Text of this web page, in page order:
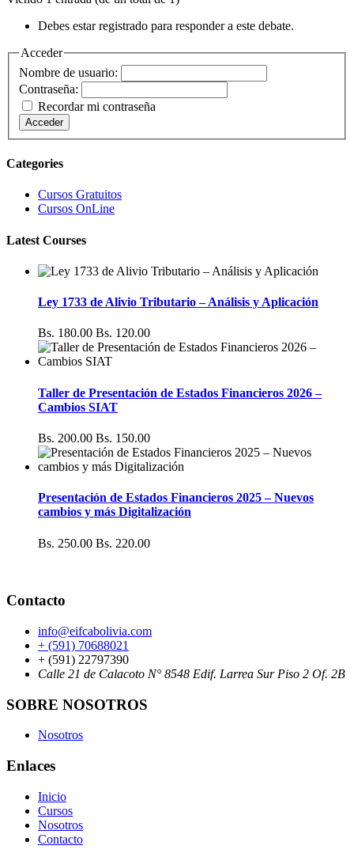
Debes estar registrado para responder a este debate.
Acceder
Nombre de usuario:
Contraseña:
Recordar mi contraseña
Acceder
Categories
Cursos Gratuitos
Cursos OnLine
Latest Courses
Ley 1733 de Alivio Tributario – Análisis y Aplicación
Bs. 180.00 Bs. 120.00
Taller de Presentación de Estados Financieros 2026 –
Cambios SIAT
Bs. 200.00 Bs. 150.00
Presentación de Estados Financieros 2025 – Nuevos
cambios y más Digitalización
Bs. 250.00 Bs. 220.00
Contacto
info@eifcabolivia.com
+ (591) 70688021
+ (591) 22797390
Calle 21 de Calacoto N° 8548 Edif. Larrea Sur Piso 2 Of. 2B
SOBRE NOSOTROS
Nosotros
Enlaces
Inicio
Cursos
Nosotros
Contacto